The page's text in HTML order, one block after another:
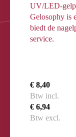
UV/LED-
Gelosophy is
biedt de
service.
€ 8,40
Btw incl.
€ 6,94
Btw excl.